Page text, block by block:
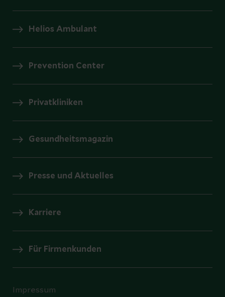
Helios Ambulant
Prevention Center
Privatkliniken
Gesundheitsmagazin
Presse und Aktuelles
Karriere
Für Firmenkunden
Impressum